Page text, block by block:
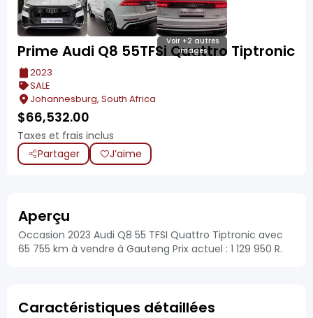
Voir +2 autres
images
Prime Audi Q8 55TFSi Quattro Tiptronic
2023
SALE
Johannesburg, South Africa
$66,532.00
Taxes et frais inclus
Partager
J’aime
Aperçu
Occasion 2023 Audi Q8 55 TFSI Quattro Tiptronic avec
65 755 km à vendre à Gauteng Prix actuel : 1 129 950 R.
Caractéristiques détaillées